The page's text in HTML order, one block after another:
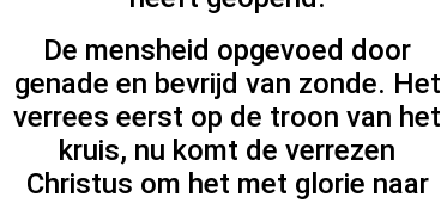
De mensheid opgevoed door
genade en bevrijd van zonde. Het
verrees eerst op de troon van het
kruis, nu komt de verrezen
Christus om het met glorie naar